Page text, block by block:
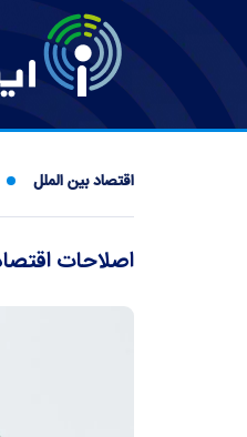
اقتصاد بین الملل
اصلاحات